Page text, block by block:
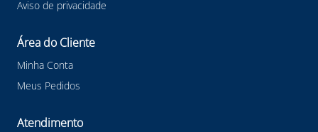
Aviso de privacidade
Área do Cliente
Minha Conta
Meus Pedidos
Atendimento